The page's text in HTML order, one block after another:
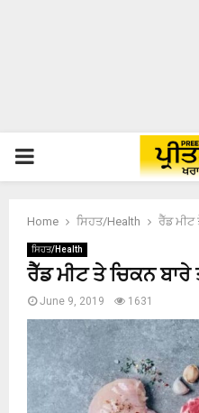
PRIMARY
Home ਸਿਹਤ/Health ਰੈੱਡ ਮੀਟ
ਸਿਹਤ/Health
ਰੈੱਡ ਮੀਟ ਤੇ ਚਿਕਨ ਬਾਰੇ
June 9, 2019 1631